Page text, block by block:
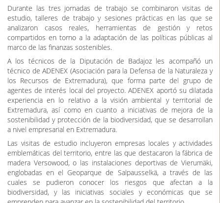
Durante las tres jornadas de trabajo se combinaron visitas de
estudio, talleres de trabajo y sesiones prácticas en las que se
analizaron casos reales, herramientas de gestión y retos
compartidos en torno a la adaptación de las políticas públicas al
marco de las finanzas sostenibles.
A los técnicos de la Diputación de Badajoz les acompañó un
técnico de ADENEX (Asociación para la Defensa de la Naturaleza y
los Recursos de Extremadura), que forma parte del grupo de
agentes de interés local del proyecto. ADENEX aportó su dilatada
experiencia en lo relativo a la visión ambiental y territorial de
Extremadura, así como en cuanto a iniciativas de mejora de la
sostenibilidad y protección de la biodiversidad, que se desarrollan
a nivel empresarial en Extremadura.
Las visitas de estudio incluyeron empresas locales y actividades
emblemáticas del territorio, entre las que destacaron la fábrica de
madera Versowood, o las instalaciones deportivas de Vierumäki,
englobadas en el Geoparque de Salpausselkä, a través de las
cuales se pudieron conocer los riesgos que afectan a la
biodiversidad, y las iniciativas sociales y económicas que se